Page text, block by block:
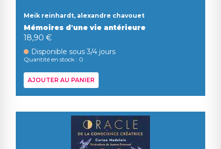
Meik reinhardt, alexandre chavouet
Mémoires d'une vie antérieure
18,90 €
Disponible sous 3/4 jours
Quantité en stock : 0
AJOUTER AU PANIER